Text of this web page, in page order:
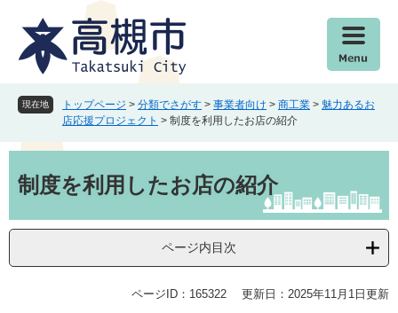
現在地 トップページ > 分類でさがす > 事業者向け > 商工業 > 魅力あるお
店応援プロジェクト > 制度を利用したお店の紹介
文制度を利用したお店の紹介
ページ内目次
ページID：165322 更新日：2025年11月1日更新